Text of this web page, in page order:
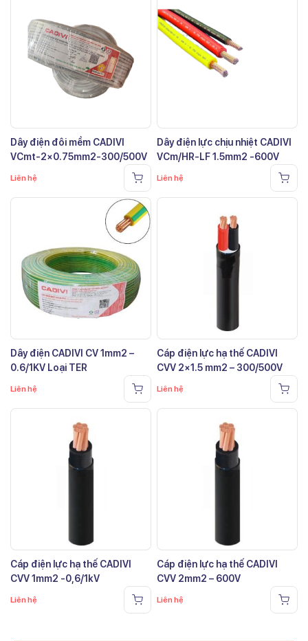
Dây điện đôi mềm CADIVI
VCmt-2×0.75mm2-300/500V
Liên hệ
Dây điện lực chịu nhiệt CADIVI
VCm/HR-LF 1.5mm2 -600V
Liên hệ
Dây điện CADIVI CV 1mm2 –
0.6/1KV Loại TER
Liên hệ
Cáp điện lực hạ thế CADIVI
CVV 2×1.5 mm2 – 300/500V
Liên hệ
Cáp điện lực hạ thế CADIVI
CVV 1mm2 -0,6/1kV
Liên hệ
Cáp điện lực hạ thế CADIVI
CVV 2mm2 – 600V
Liên hệ